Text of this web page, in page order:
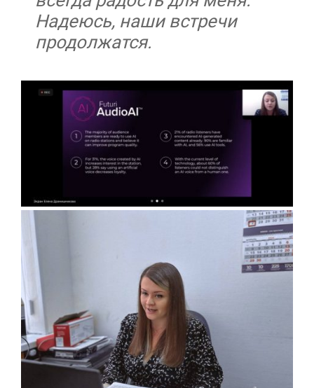
Надеюсь, наши встречи
продолжатся.